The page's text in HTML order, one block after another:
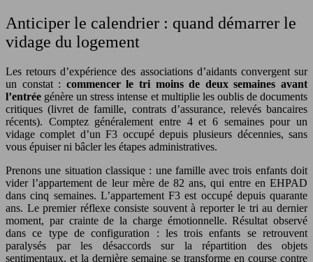
Anticiper le calendrier : quand démarrer le
vidage du logement
Les retours d’expérience des associations d’aidants convergent sur
un constat : commencer le tri moins de deux semaines avant
l’entrée génère un stress intense et multiplie les oublis de documents
critiques (livret de famille, contrats d’assurance, relevés bancaires
récents). Comptez généralement entre 4 et 6 semaines pour un
vidage complet d’un F3 occupé depuis plusieurs décennies, sans
vous épuiser ni bâcler les étapes administratives.
Prenons une situation classique : une famille avec trois enfants doit
vider l’appartement de leur mère de 82 ans, qui entre en EHPAD
dans cinq semaines. L’appartement F3 est occupé depuis quarante
ans. Le premier réflexe consiste souvent à reporter le tri au dernier
moment, par crainte de la charge émotionnelle. Résultat observé
dans ce type de configuration : les trois enfants se retrouvent
paralysés par les désaccords sur la répartition des objets
sentimentaux, et la dernière semaine se transforme en course contre